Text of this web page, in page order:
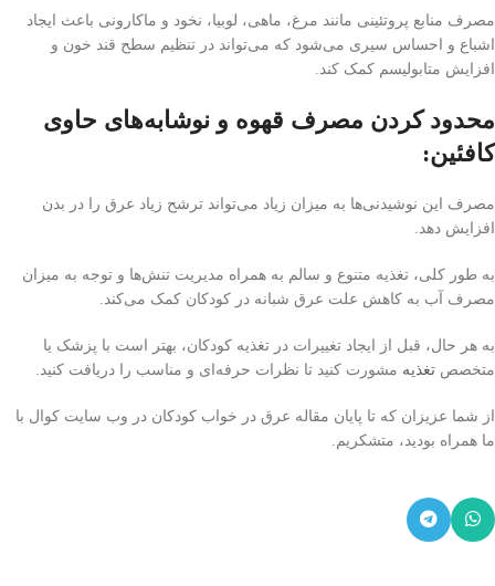
مصرف منابع پروتئینی مانند مرغ، ماهی، لوبیا، نخود و ماکارونی باعث ایجاد
اشباع و احساس سیری می‌شود که می‌تواند در تنظیم سطح قند خون و
افزایش متابولیسم کمک کند.
محدود کردن مصرف قهوه و نوشابه‌های حاوی
کافئین:
مصرف این نوشیدنی‌ها به میزان زیاد می‌تواند ترشح زیاد عرق را در بدن
افزایش دهد.
به طور کلی، تغذیه متنوع و سالم به همراه مدیریت تنش‌ها و توجه به میزان
مصرف آب به کاهش علت عرق شبانه در کودکان کمک می‌کند.
به هر حال، قبل از ایجاد تغییرات در تغذیه کودکان، بهتر است با پزشک یا
متخصص تغذیه مشورت کنید تا نظرات حرفه‌ای و مناسب را دریافت کنید.
از شما عزیزان که تا پایان مقاله عرق در خواب کودکان در وب سایت کوال با
ما همراه بودید، متشکریم.